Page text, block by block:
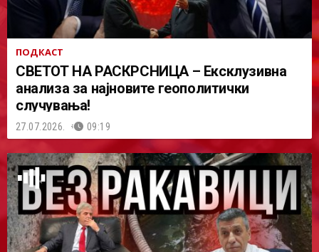
ПОДКАСТ
СВЕТОТ НА РАСКРСНИЦА – Ексклузивна
анализа за најновите геополитички
случувања!
27.07.2026. 09:19